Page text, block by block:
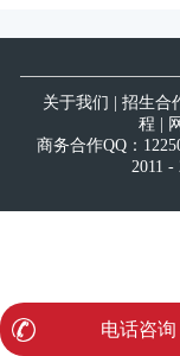
关于我们 | 招生合
程 |
商务合作QQ：
2011 -
电话咨询